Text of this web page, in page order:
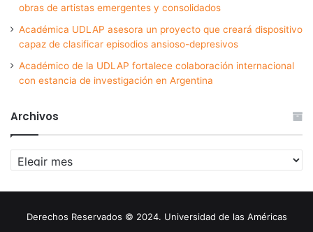
obras de artistas emergentes y consolidados
Académica UDLAP asesora un proyecto que creará dispositivo
capaz de clasificar episodios ansioso-depresivos
Académico de la UDLAP fortalece colaboración internacional
con estancia de investigación en Argentina
Archivos
Archivos
Derechos Reservados © 2024. Universidad de las Américas